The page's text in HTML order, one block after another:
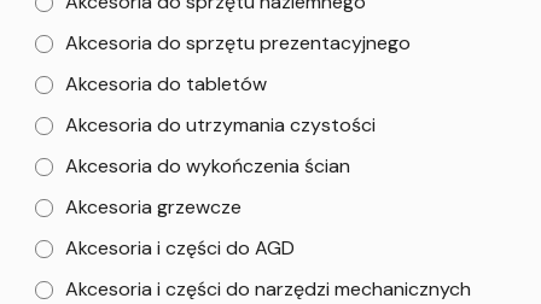
Akcesoria do sprzętu prezentacyjnego
Akcesoria do tabletów
Akcesoria do utrzymania czystości
Akcesoria do wykończenia ścian
Akcesoria grzewcze
Akcesoria i części do AGD
Akcesoria i części do narzędzi mechanicznych